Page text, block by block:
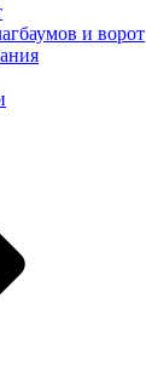
и ворот